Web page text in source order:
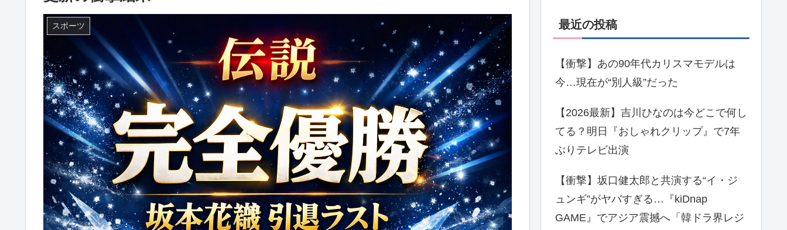
スポーツ 最近の投稿
【衝撃】あの90年代カリスマモデルは
今…現在が“別人級”だった
【2026最新】吉川ひなのは今どこで何し
てる？明日『おしゃれクリップ』で7年
ぶりテレビ出演
【衝撃】坂口健太郎と共演する“イ・ジ
ュンギ”がヤバすぎる…『kiDnap
GAME』でアジア震撼へ「韓ドラ界レジ